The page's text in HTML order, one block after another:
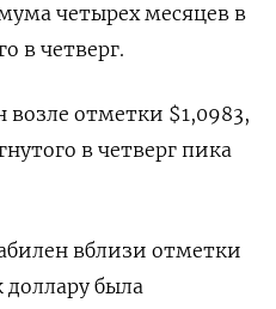
четырех месяцев в
в четверг.
отметки $1,0983​,
в четверг пика
вблизи отметки
доллару была